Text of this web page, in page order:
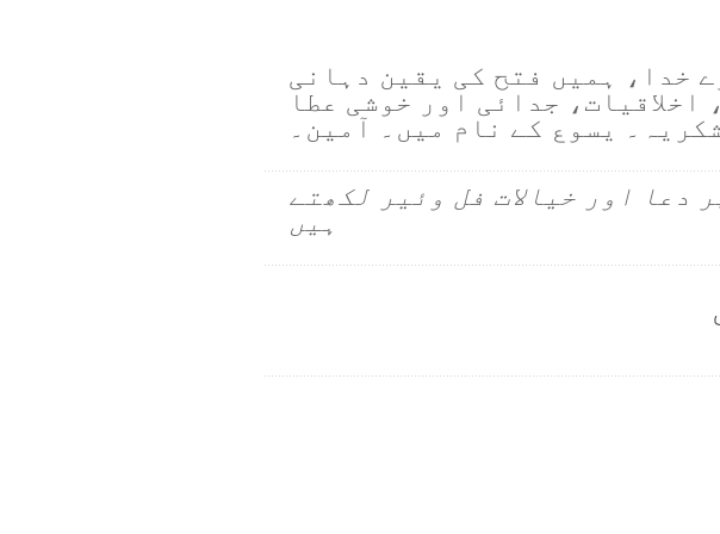
خدا، ہمیں فتح کی یقین دہانی
اخلاقیات، جدائی اور خوشی عطا
یسوع کے نام میں۔ آمین۔
دعا اور خیالات فل وئیر لکھتے
ہیں